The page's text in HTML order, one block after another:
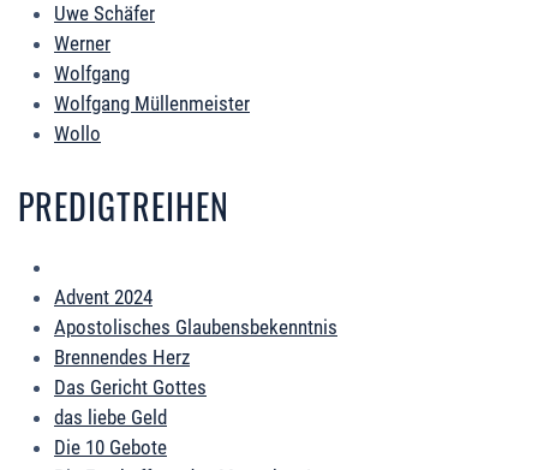
Uwe Schäfer
Werner
Wolfgang
Wolfgang Müllenmeister
Wollo
PREDIGTREIHEN
Advent 2024
Apostolisches Glaubensbekenntnis
Brennendes Herz
Das Gericht Gottes
das liebe Geld
Die 10 Gebote